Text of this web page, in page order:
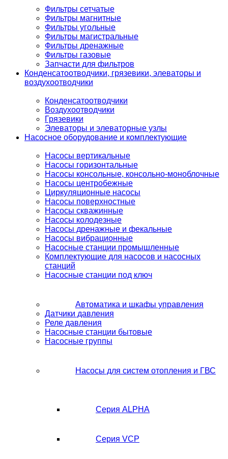
Фильтры сетчатые
Фильтры магнитные
Фильтры угольные
Фильтры магистральные
Фильтры дренажные
Фильтры газовые
Запчасти для фильтров
Конденсатоотводчики, грязевики, элеваторы и
воздухоотводчики
Конденсатоотводчики
Воздухоотводчики
Грязевики
Элеваторы и элеваторные узлы
Насосное оборудование и комплектующие
Насосы вертикальные
Насосы горизонтальные
Насосы консольные, консольно-моноблочные
Насосы центробежные
Циркуляционные насосы
Насосы поверхностные
Насосы скважинные
Насосы колодезные
Насосы дренажные и фекальные
Насосы вибрационные
Насосные станции промышленные
Комплектующие для насосов и насосных
станций
Насосные станции под ключ
Автоматика и шкафы управления
Датчики давления
Реле давления
Насосные станции бытовые
Насосные группы
Насосы для систем отопления и ГВС
Серия ALPHA
Серия VCP